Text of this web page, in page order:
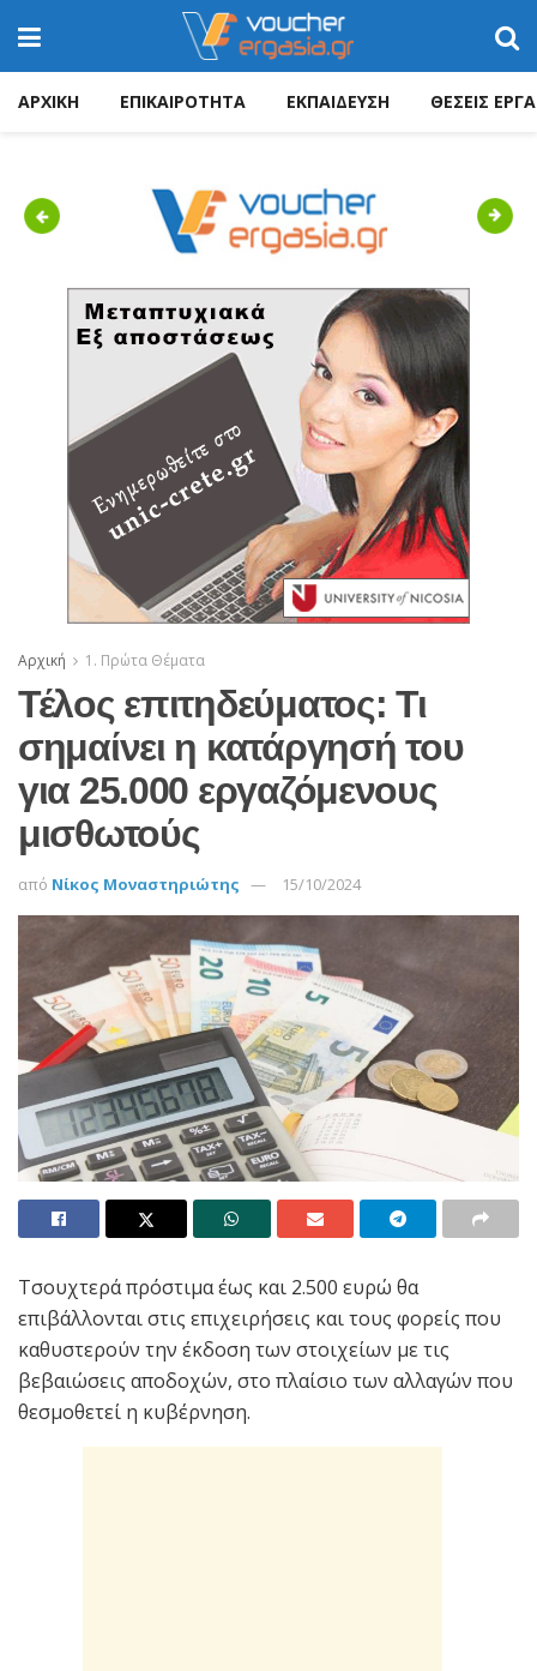
ΑΡΧΙΚΗ ΕΠΙΚΑΙΡΟΤΗΤΑ ΕΚΠΑΙΔΕΥΣΗ ΘΕΣΕΙΣ
Previous Next
Αρχική 1. Πρώτα Θέματα
Τέλος επιτηδεύματος: Τι
σημαίνει η κατάργησή του
για 25.000 εργαζόμενους
μισθωτούς
από Νίκος Μοναστηριώτης 15/10/2024
Τσουχτερά πρόστιμα έως και 2.500 ευρώ θα
επιβάλλονται στις επιχειρήσεις και τους φορείς που
καθυστερούν την έκδοση των στοιχείων με τις
βεβαιώσεις αποδοχών, στο πλαίσιο των αλλαγών που
θεσμοθετεί η κυβέρνηση.